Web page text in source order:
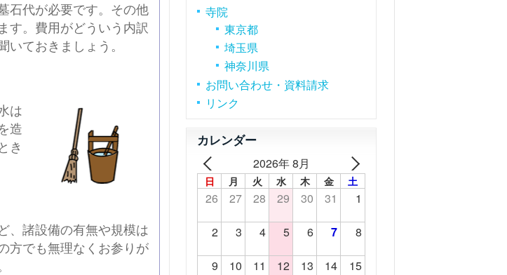
石代が必要です。その他
す。費用がどういう内訳
ておきましょう。
は
造
き
、諸設備の有無や規模は
方でも無理なくお参りが
寺院
東京都
埼玉県
神奈川県
お問い合わせ・資料請求
リンク
カレンダー
2026年 8月
日 月 火 水 木 金 土
26 27 28 29 30 31 1
2 3 4 5 6 7 8
9 10 11 12 13 14 15